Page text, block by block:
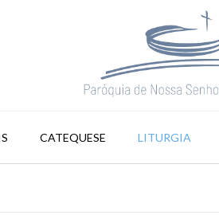
CATEQUESE LITURGIA